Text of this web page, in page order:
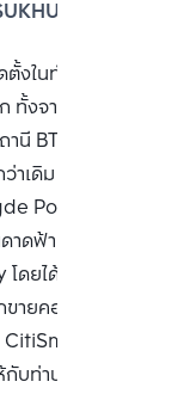
LTD.
ในทำเลที่ดีที่สุด
ทั้งจากซอยสุขุมวิท
BTS และ
เดิม พร้อมสิ่ง
Pool + Sky
ดฟ้าเป็นชั้นที่ลูก
ดยได้วิว 360
ายคอนโดมิเนียม
ได้ทันที
บท่าน